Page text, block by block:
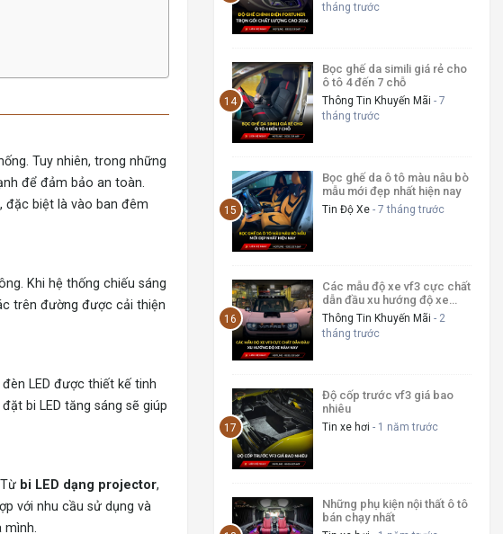
Tuy nhiên, trong những
để đảm bảo an toàn.
đặc biệt là vào ban đêm
Khi hệ thống chiếu sáng
trên đường được cải thiện
LED được thiết kế tinh
bi LED tăng sáng sẽ giúp
bi LED dạng projector,
với nhu cầu sử dụng và
mình.
tháng trước
Bọc ghế da simili giá rẻ cho
ô tô 4 đến 7 chỗ
Thông Tin Khuyến Mãi - 7
tháng trước
Bọc ghế da ô tô màu nâu bò
mẫu mới đẹp nhất hiện nay
Tin Độ Xe - 7 tháng trước
Các mẫu độ xe vf3 cực chất
dẫn đầu xu hướng độ xe
năm nay
Thông Tin Khuyến Mãi - 2
tháng trước
Độ cốp trước vf3 giá bao
nhiêu
Tin xe hơi - 1 năm trước
Những phụ kiện nội thất ô tô
bán chạy nhất